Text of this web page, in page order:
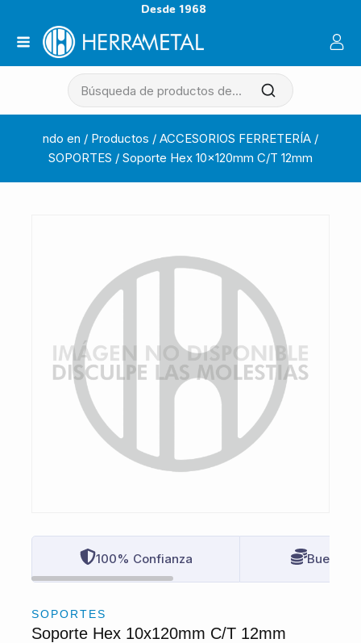
Desde 1968
ndo en / Productos / ACCESORIOS FERRETERÍA /
SOPORTES / Soporte Hex 10x120mm C/T 12mm
100% Confianza Buenos
SOPORTES
Soporte Hex 10x120mm C/T 12mm